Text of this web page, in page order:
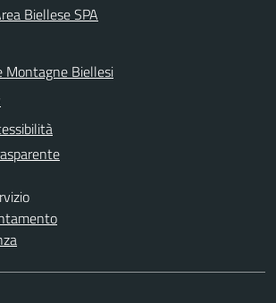
Biellese SPA
Montagne Biellesi